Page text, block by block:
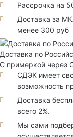
Рассрочка на
Доставка за
менее 300 руб
Доставка по
С примеркой через
СДЭК имеет
возможность
Доставка
всего 2%.
Мы сами